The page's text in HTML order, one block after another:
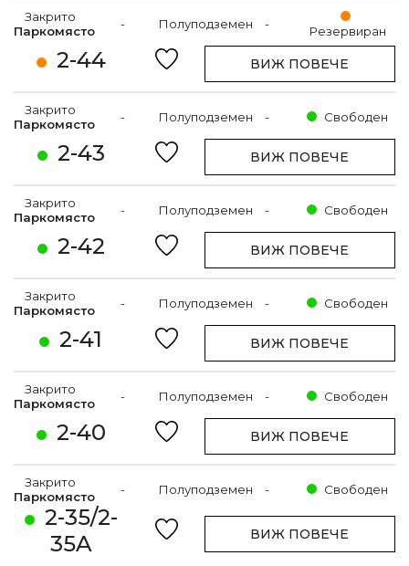
2-44
Закрито
Паркомясто
- Полуподземен - Резервиран
ВИЖ ПОВЕЧЕ
2-43
Закрито
Паркомясто
- Полуподземен - Свободен
ВИЖ ПОВЕЧЕ
2-42
Закрито
Паркомясто
- Полуподземен - Свободен
ВИЖ ПОВЕЧЕ
2-41
Закрито
Паркомясто
- Полуподземен - Свободен
ВИЖ ПОВЕЧЕ
2-40
Закрито
Паркомясто
- Полуподземен - Свободен
ВИЖ ПОВЕЧЕ
2-35/2-
35A
Закрито
Паркомясто
- Полуподземен - Свободен
ВИЖ ПОВЕЧЕ